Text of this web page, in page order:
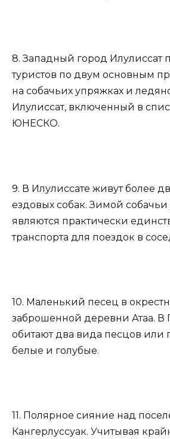
8. Западный город Илулиссат
туристов по двум основным
на собачьих упряжках и
Илулиссат, включенный в
ЮНЕСКО.
9. В Илулиссате живут более
ездовых собак. Зимой
являются практически
транспорта для поездок в
10. Маленький песец в
заброшенной деревни Атаа. В
обитают два вида песцов или
белые и голубые.
11. Полярное сияние над
Кангерлуссуак. Учитывая